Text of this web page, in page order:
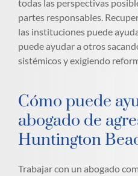
todas las perspectivas
partes responsables.
las instituciones puede
puede ayudar a otros
sistémicos y exigiendo
Cómo puede
abogado de
Huntington
Trabajar con un abogado